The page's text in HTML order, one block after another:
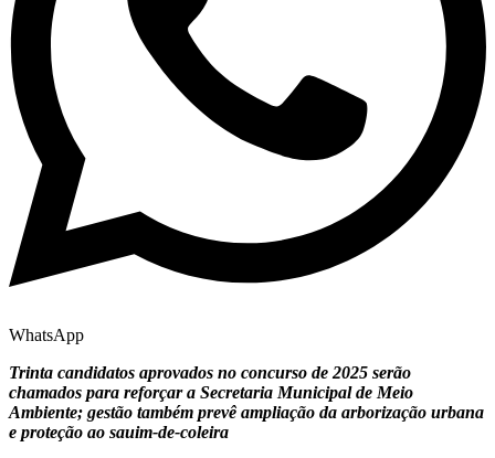
WhatsApp
Trinta candidatos aprovados no concurso de 2025 serão
chamados para reforçar a Secretaria Municipal de Meio
Ambiente; gestão também prevê ampliação da arborização urbana
e proteção ao sauim-de-coleira